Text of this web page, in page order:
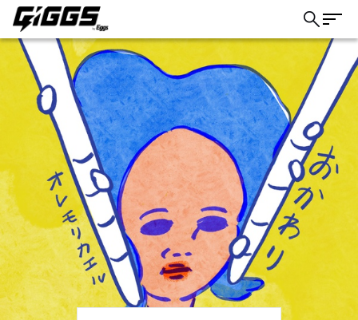
ライブ体験をもっと楽しく、もっと便利
こちら